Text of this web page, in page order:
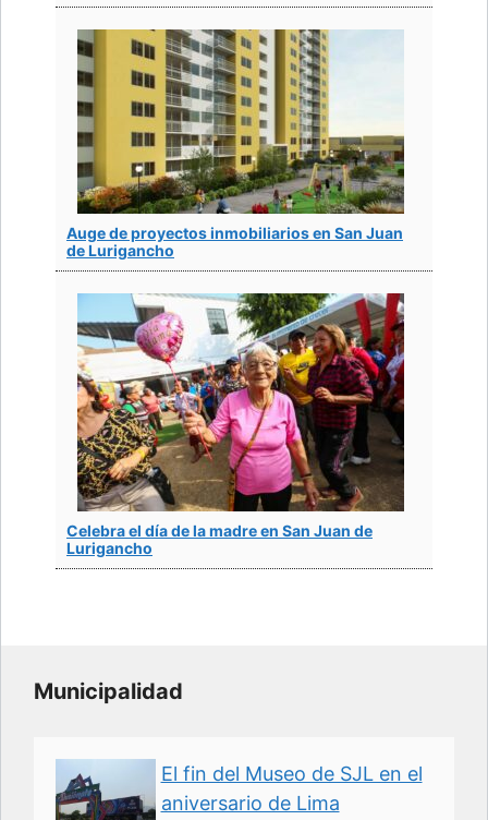
Auge de proyectos inmobiliarios en San Juan
de Lurigancho
Celebra el día de la madre en San Juan de
Lurigancho
Municipalidad
El fin del Museo de SJL en el
aniversario de Lima